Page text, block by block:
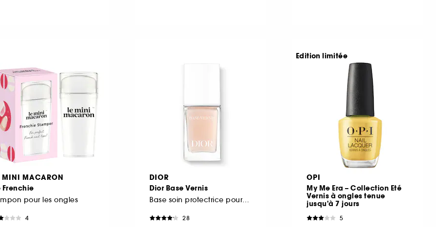
MINI MACARON
Frenchie
pour les ongles
4
DIOR
Dior Base Vernis
Base soin protectrice pour les ongles
28
OPI
My Me Era – Collection Eté
Vernis à ongles tenue
jusqu'à 7 jours
5
Edition limitée